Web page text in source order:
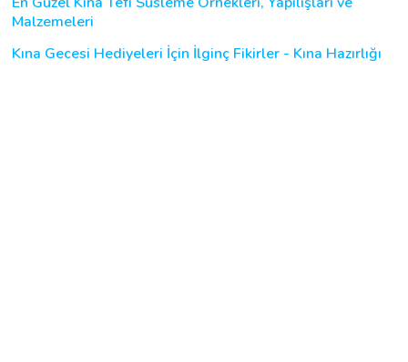
Malzemeleri
Kına Gecesi Hediyeleri İçin İlginç Fikirler - Kına Hazırlığı